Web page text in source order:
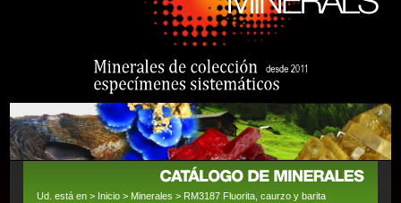
Ud. está en > Inicio > Minerales > RM3187 Fluorita, caurzo y barita